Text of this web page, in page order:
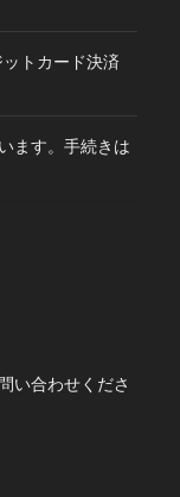
トカード決済
ます。手続きは
い合わせくださ